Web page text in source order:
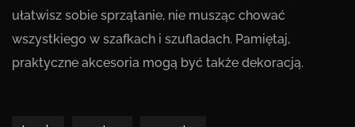
ułatwisz sobie sprzątanie, nie musząc chować
wszystkiego w szafkach i szufladach. Pamiętaj,
praktyczne akcesoria mogą być także dekoracją.